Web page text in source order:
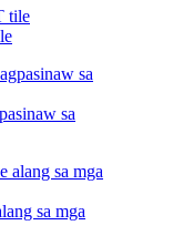
sa
sa mga